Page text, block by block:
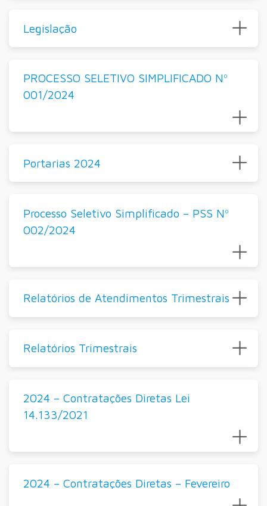
Legislação
PROCESSO SELETIVO SIMPLIFICADO Nº
001/2024
Portarias 2024
Processo Seletivo Simplificado – PSS Nº
002/2024
Relatórios de Atendimentos Trimestrais
Relatórios Trimestrais
2024 – Contratações Diretas Lei
14.133/2021
2024 – Contratações Diretas – Fevereiro